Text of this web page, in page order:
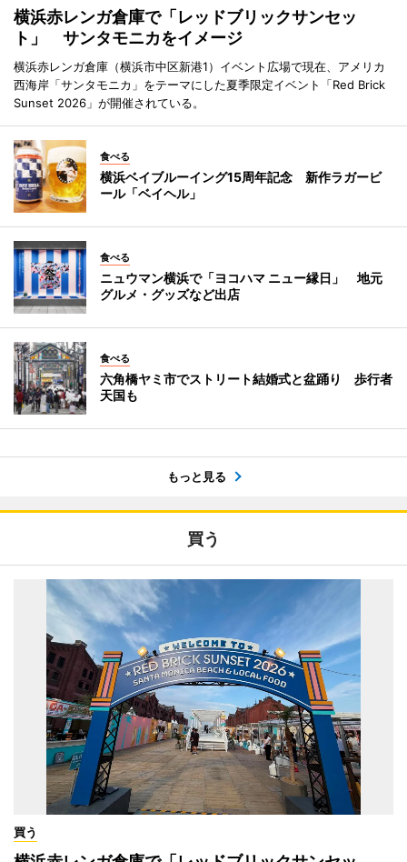
横浜赤レンガ倉庫で「レッドブリックサンセッ
ト」 サンタモニカをイメージ
横浜赤レンガ倉庫（横浜市中区新港1）イベント広場で現在、アメリカ
西海岸「サンタモニカ」をテーマにした夏季限定イベント「Red Brick
Sunset 2026」が開催されている。
食べる
横浜ベイブルーイング15周年記念 新作ラガービ
ール「ベイヘル」
食べる
ニュウマン横浜で「ヨコハマ ニュー縁日」 地元
グルメ・グッズなど出店
食べる
六角橋ヤミ市でストリート結婚式と盆踊り 歩行者
天国も
もっと見る
買う
買う